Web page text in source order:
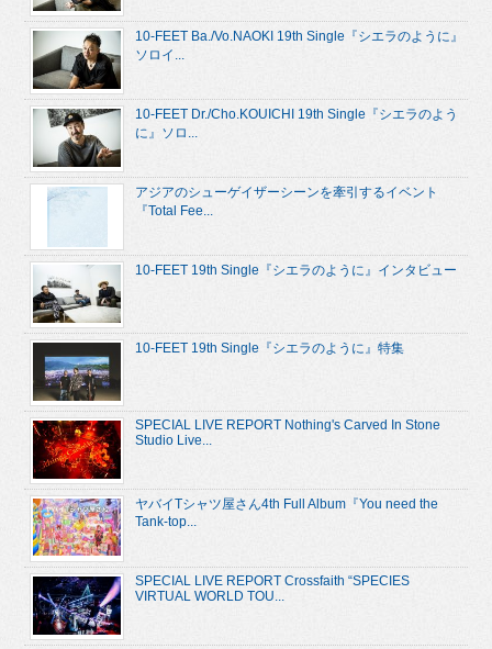
10-FEET Ba./Vo.NAOKI 19th Single『シエラのように』
ソロイ...
10-FEET Dr./Cho.KOUICHI 19th Single『シエラのよう
に』ソロ...
アジアのシューゲイザーシーンを牽引するイベント
『Total Fee...
10-FEET 19th Single『シエラのように』インタビュー
10-FEET 19th Single『シエラのように』特集
SPECIAL LIVE REPORT Nothing's Carved In Stone
Studio Live...
ヤバイTシャツ屋さん4th Full Album『You need the
Tank-top...
SPECIAL LIVE REPORT Crossfaith “SPECIES
VIRTUAL WORLD TOU...